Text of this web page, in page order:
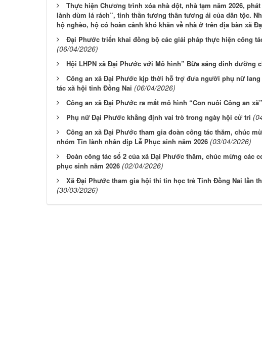
Thực hiện Chương trình xóa nhà dột, nhà tạm năm 2026,
lành dùm lá rách”, tinh thần tương thân tương ái của dân tộc.
hộ nghèo, hộ có hoàn cảnh khó khăn về nhà ở trên địa bàn xã
Đại Phước triển khai đồng bộ các giải pháp thực hiện công
(06/04/2026)
Hội LHPN xã Đại Phước với Mô hình” Bữa sáng dinh dưỡng
Công an xã Đại Phước kịp thời hỗ trợ đưa người phụ nữ lang
tác xã hội tỉnh Đồng Nai (06/04/2026)
Công an xã Đại Phước ra mắt mô hình “Con nuôi Công an xã”
Phụ nữ Đại Phước khẳng định vai trò trong ngày hội cử tri
Công an xã Đại Phước tham gia đoàn công tác thăm, chúc
nhóm Tin lành nhân dịp Lễ Phục sinh năm 2026 (03/04/2026)
Đoàn công tác số 2 của xã Đại Phước thăm, chúc mừng các
phục sinh năm 2026 (02/04/2026)
Xã Đại Phước tham gia hội thi tin học trẻ Tỉnh Đồng Nai lần
(30/03/2026)